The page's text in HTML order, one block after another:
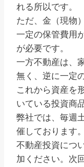
れる所以です。
ただ、金（現物
一定の保管費用
が必要です。
一方不動産は、
無く、逆に一定
これから資産を
いている投資商
弊社では、毎週
催しております。
不動産投資につ
加ください。次